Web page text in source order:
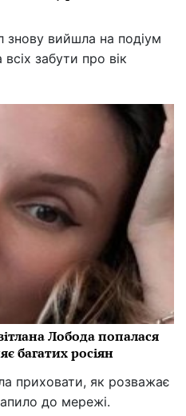
знову вийшла на подіум
забути про вік
Лобода попалася
багатих росіян
приховати, як розважає
до мережі.